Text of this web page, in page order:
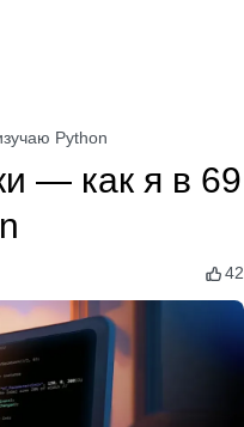
Python
— как я в 69
42